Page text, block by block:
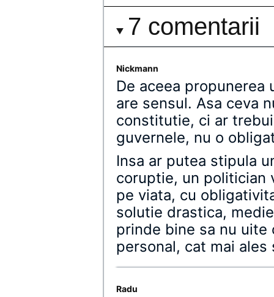
7 comentarii
Nickmann
De aceea propunerea
are sensul. Asa ceva
constitutie, ci ar
guvernele, nu o
Insa ar putea stipula
coruptie, un politician
pe viata, cu
solutie drastica,
prinde bine sa nu
personal, cat mai
Radu